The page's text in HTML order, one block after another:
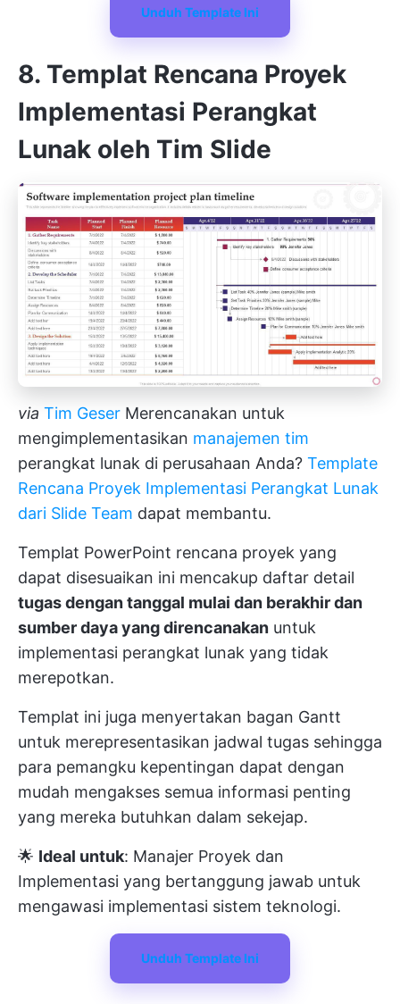
Unduh Template Ini
8. Templat Rencana Proyek
Implementasi Perangkat
Lunak oleh Tim Slide
via Tim Geser Merencanakan untuk
mengimplementasikan manajemen tim
perangkat lunak di perusahaan Anda? Template
Rencana Proyek Implementasi Perangkat Lunak
dari Slide Team dapat membantu.
Templat PowerPoint rencana proyek yang
dapat disesuaikan ini mencakup daftar detail
tugas dengan tanggal mulai dan berakhir dan
sumber daya yang direncanakan untuk
implementasi perangkat lunak yang tidak
merepotkan.
Templat ini juga menyertakan bagan Gantt
untuk merepresentasikan jadwal tugas sehingga
para pemangku kepentingan dapat dengan
mudah mengakses semua informasi penting
yang mereka butuhkan dalam sekejap.
🌟 Ideal untuk: Manajer Proyek dan
Implementasi yang bertanggung jawab untuk
mengawasi implementasi sistem teknologi.
Unduh Template Ini